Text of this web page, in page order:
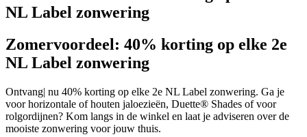
NL Label zonwering
Zomervoordeel: 40% korting op elke 2e
NL Label zonwering
Ontvang| nu 40% korting op elke 2e NL Label zonwering. Ga je
voor horizontale of houten jaloezieën, Duette® Shades of voor
rolgordijnen? Kom langs in de winkel en laat je adviseren over de
mooiste zonwering voor jouw thuis.